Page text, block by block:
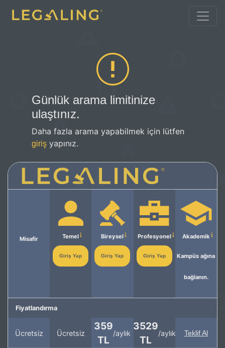
Günlük arama limitinize
ulaştınız.
Daha fazla arama yapabilmek için lütfen
giriş yapınız.
Misafir Temel
Giriş Yap
Bireysel
Giriş Yap
Profesyonel
Giriş Yap
Akademik
Kampüs ağına
bağlanın.
Fiyatlandırma
Ücretsiz Ücretsiz
359
TL
/aylık
3529
TL
/aylık Teklif Al